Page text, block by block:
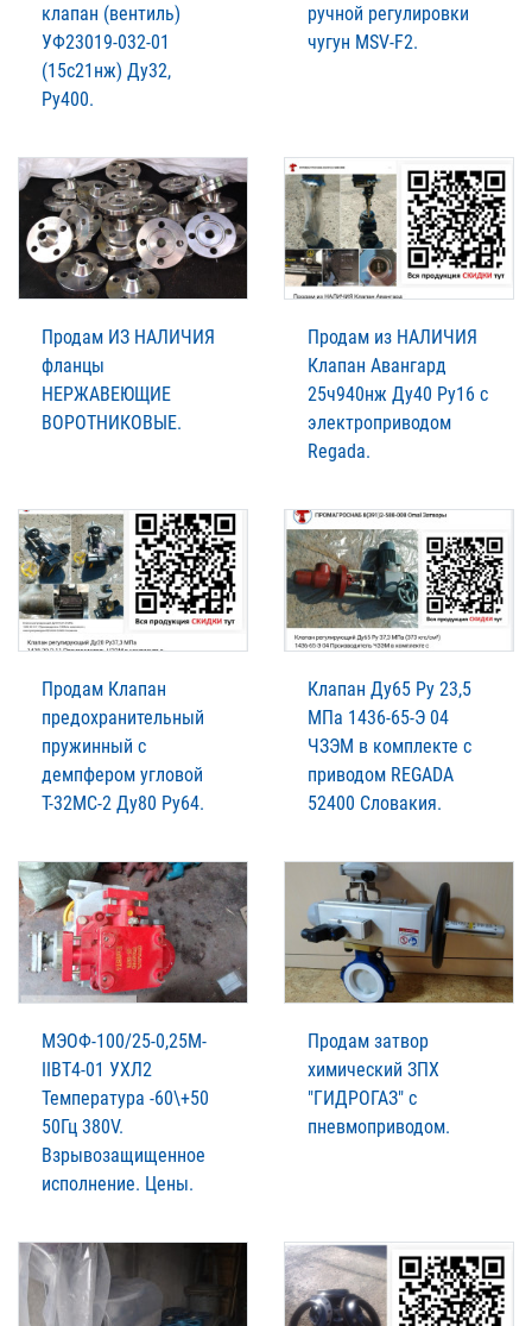
клапан (вентиль)
УФ23019-032-01
(15с21нж) Ду32,
Ру400.
ручной регулировки
чугун MSV-F2.
Продам ИЗ НАЛИЧИЯ
фланцы
НЕРЖАВЕЮЩИЕ
ВОРОТНИКОВЫЕ.
Продам из НАЛИЧИЯ
Клапан Авангард
25ч940нж Ду40 Ру16 с
электроприводом
Regada.
Продам Клапан
предохранительный
пружинный с
демпфером угловой
Т-32МС-2 Ду80 Ру64.
Клапан Ду65 Ру 23,5
МПа 1436-65-Э 04
ЧЗЭМ в комплекте с
приводом REGADA
52400 Словакия.
МЭОФ-100/25-0,25М-
IIВТ4-01 УХЛ2
Температура -60\+50
50Гц 380V.
Взрывозащищенное
исполнение. Цены.
Продам затвор
химический ЗПХ
"ГИДРОГАЗ" с
пневмоприводом.